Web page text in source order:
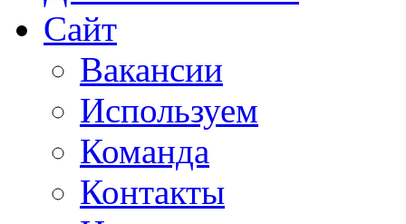
Сайт
Вакансии
Используем
Команда
Контакты